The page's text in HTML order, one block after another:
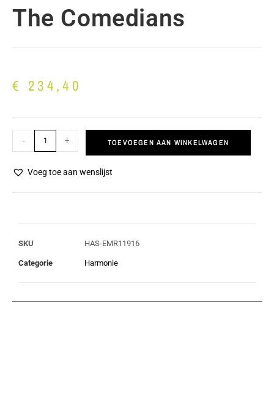
The Comedians
€ 234,40
- + TOEVOEGEN AAN WINKELWAGEN
Voeg toe aan wenslijst
SKU HAS-EMR11916
Categorie Harmonie